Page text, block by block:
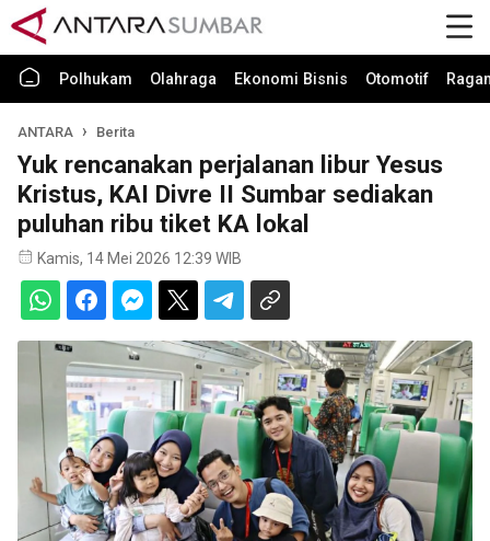
Polhukam Olahraga Ekonomi Bisnis Otomotif
ANTARA Berita
Yuk rencanakan perjalanan libur Yesus
Kristus, KAI Divre II Sumbar sediakan
puluhan ribu tiket KA lokal
Kamis, 14 Mei 2026 12:39 WIB